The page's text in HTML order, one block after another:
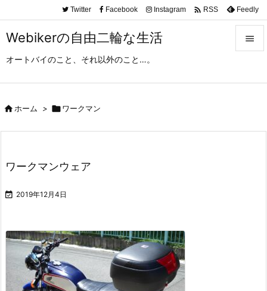
Webikerの自由二輪な生活
オートバイのこと、それ以外のこと…。

Twitter Facebook Instagram  RSS Feedly
ホーム > ワークマン
ワークマンウェア
 2019年12月4日